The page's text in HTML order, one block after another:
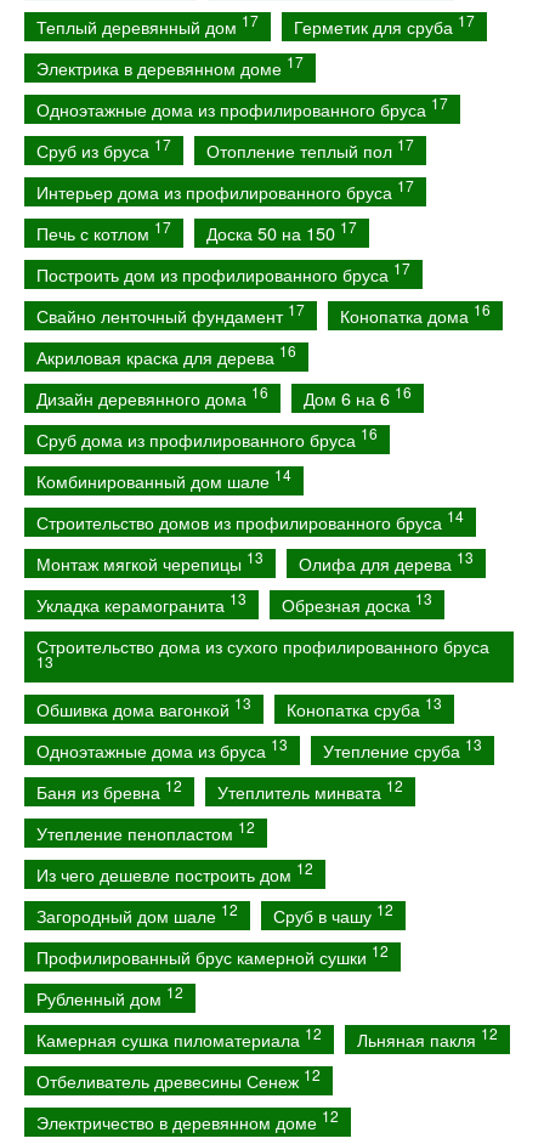
Теплый деревянный дом 17 Герметик для сруба 17
Электрика в деревянном доме 17
Одноэтажные дома из профилированного бруса 17
Сруб из бруса 17 Отопление теплый пол 17
Интерьер дома из профилированного бруса 17
Печь с котлом 17 Доска 50 на 150 17
Построить дом из профилированного бруса 17
Свайно ленточный фундамент 17 Конопатка дома 16
Акриловая краска для дерева 16
Дизайн деревянного дома 16 Дом 6 на 6 16
Сруб дома из профилированного бруса 16
Комбинированный дом шале 14
Строительство домов из профилированного бруса 14
Монтаж мягкой черепицы 13 Олифа для дерева 13
Укладка керамогранита 13 Обрезная доска 13
Строительство дома из сухого профилированного бруса
13
Обшивка дома вагонкой 13 Конопатка сруба 13
Одноэтажные дома из бруса 13 Утепление сруба 13
Баня из бревна 12 Утеплитель минвата 12
Утепление пенопластом 12
Из чего дешевле построить дом 12
Загородный дом шале 12 Сруб в чашу 12
Профилированный брус камерной сушки 12
Рубленный дом 12
Камерная сушка пиломатериала 12 Льняная пакля 12
Отбеливатель древесины Сенеж 12
Электричество в деревянном доме 12